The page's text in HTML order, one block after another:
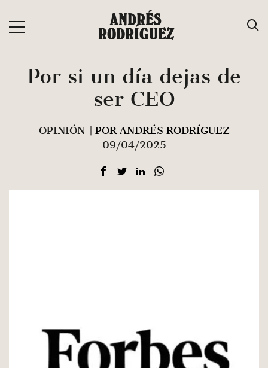
contenido
ANDRÉS
RODRÍGUEZ
Por si un día dejas de
ser CEO
OPINIÓN
| POR ANDRÉS RODRÍGUEZ
09/04/2025